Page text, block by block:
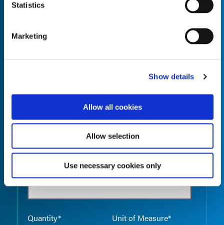
Statistics
Marketing
Show details
Allow all cookies
Allow selection
Use necessary cookies only
Unit of Measure*
Product Name*
Quantity* Unit of Measure*